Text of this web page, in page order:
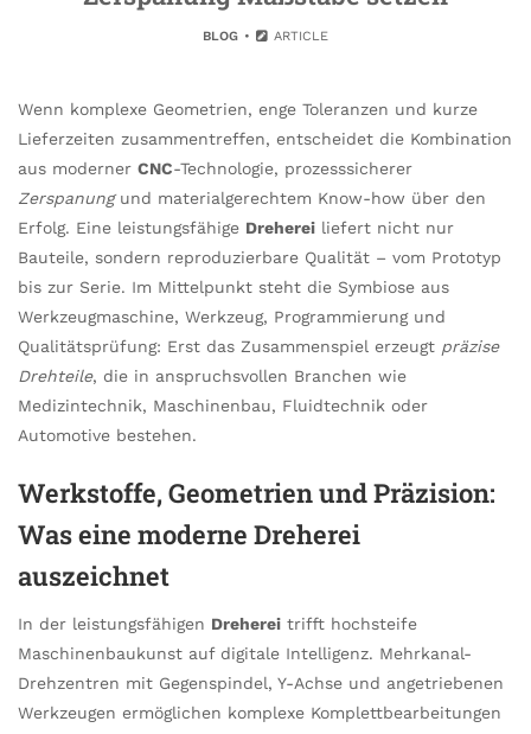
BLOG ARTICLE
Wenn komplexe Geometrien, enge Toleranzen und kurze
Lieferzeiten zusammentreffen, entscheidet die Kombination
aus moderner CNC-Technologie, prozesssicherer
Zerspanungund materialgerechtem Know-how über den
Erfolg. Eine leistungsfähige Dreherei liefert nicht nur
Bauteile, sondern reproduzierbare Qualität – vom Prototyp
bis zur Serie. Im Mittelpunkt steht die Symbiose aus
Werkzeugmaschine, Werkzeug, Programmierung und
Qualitätsprüfung: Erst das Zusammenspiel erzeugt präzise
Drehteile, die in anspruchsvollen Branchen wie
Medizintechnik, Maschinenbau, Fluidtechnik oder
Automotive bestehen.
Werkstoffe, Geometrien und Präzision:
Was eine moderne Dreherei
auszeichnet
In der leistungsfähigen Dreherei trifft hochsteife
Maschinenbaukunst auf digitale Intelligenz. Mehrkanal-
Drehzentren mit Gegenspindel, Y-Achse und angetriebenen
Werkzeugen ermöglichen komplexe Komplettbearbeitungen